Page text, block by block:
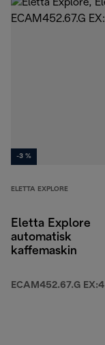
-3 %
ELETTA EXPLORE
Eletta Explore
automatisk
kaffemaskin
ECAM452.67.G EX:4